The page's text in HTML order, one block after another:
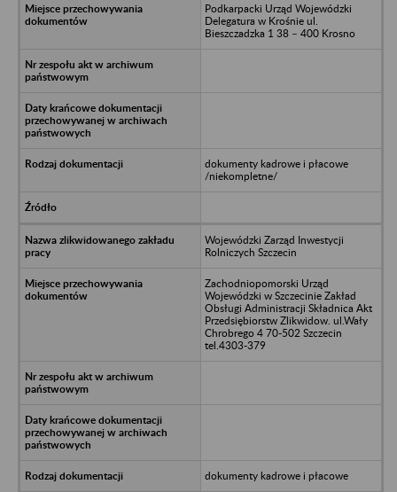
Podkarpacki Urząd Wojewódzki
Delegatura w Krośnie ul.
Bieszczadzka 1 38 – 400 Krosno
dokumenty kadrowe i płacowe
/niekompletne/
Wojewódzki Zarząd Inwestycji
Rolniczych Szczecin
Zachodniopomorski Urząd
Wojewódzki w Szczecinie Zakład
Obsługi Administracji Składnica Akt
Przedsiębiorstw Zlikwidow. ul.Wały
Chrobrego 4 70-502 Szczecin
tel.4303-379
dokumenty kadrowe i płacowe